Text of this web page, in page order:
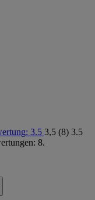
3.5 3,5 (8) 3.5
8.